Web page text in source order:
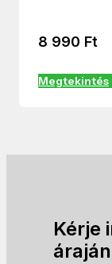
8 990 Ft
Megtekintés
Kérje